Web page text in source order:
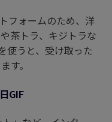
フォームのため、洋
茶トラ、キジトラな
使うと、受け取った
す。
GIF